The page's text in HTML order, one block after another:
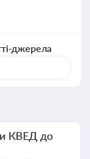
джерела
КВЕД до